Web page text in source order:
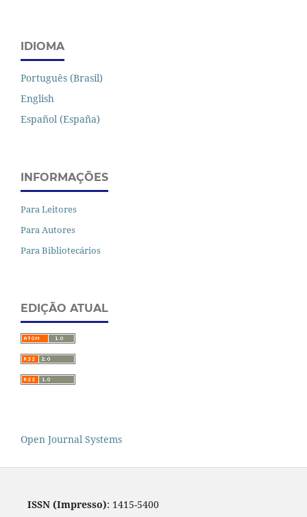
IDIOMA
Português (Brasil)
English
Español (España)
INFORMAÇÕES
Para Leitores
Para Autores
Para Bibliotecários
EDIÇÃO ATUAL
Open Journal Systems
ISSN (Impresso): 1415-5400